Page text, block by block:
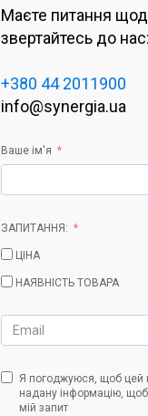
Маєте питання
звертайтесь до нас:
+380 44 2011900
info@synergia.ua
Ваше ім'я
ЗАПИТАННЯ:
ЦІНА
НАЯВНІСТЬ ТОВАРА
Я погоджуюся, щоб цей
надану інформацію,
мій запит